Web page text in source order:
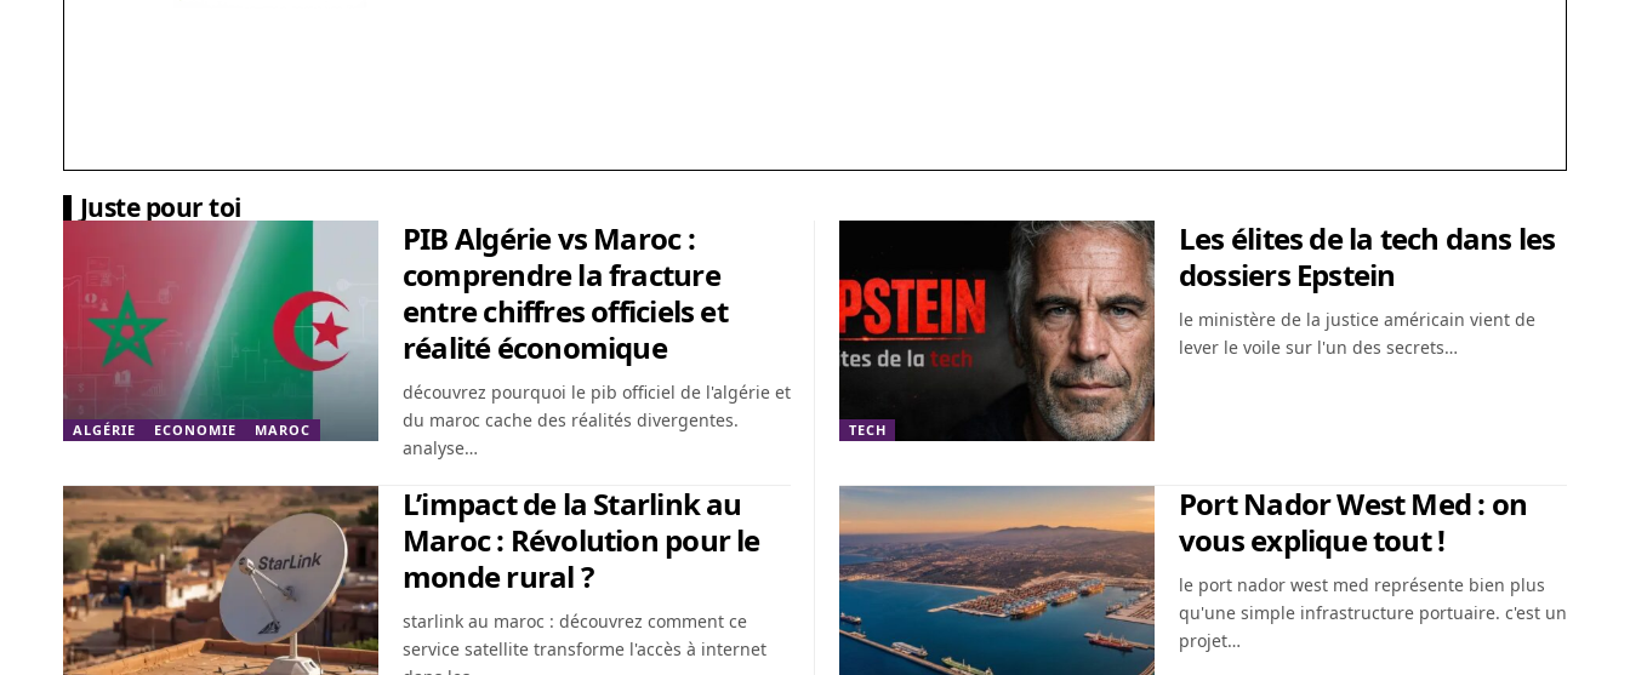
Juste pour toi
ALGÉRIE ECONOMIE MAROC
PIB Algérie vs Maroc :
comprendre la fracture
entre chiffres officiels et
réalité économique
découvrez pourquoi le pib officiel de l'algérie et
du maroc cache des réalités divergentes.
analyse…
TECH
Les élites de la tech dans les
dossiers Epstein
le ministère de la justice américain vient de
lever le voile sur l'un des secrets…
L’impact de la Starlink au
Maroc : Révolution pour le
monde rural ?
starlink au maroc : découvrez comment ce
service satellite transforme l'accès à internet
Port Nador West Med : on
vous explique tout !
le port nador west med représente bien plus
qu'une simple infrastructure portuaire. c'est un
projet…